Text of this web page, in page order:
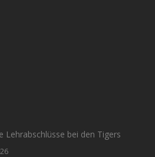
Lehrabschlüsse bei den Tigers